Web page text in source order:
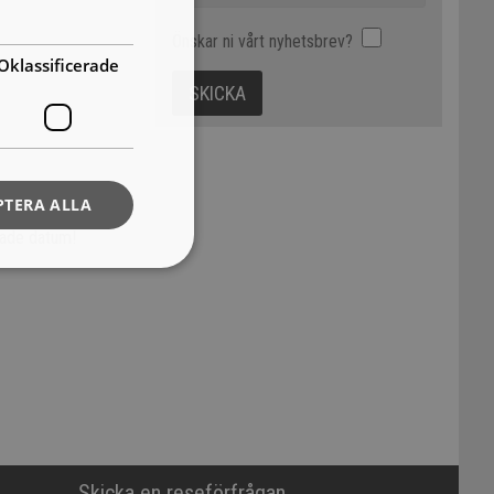
Önskar ni vårt nyhetsbrev?
ALLA